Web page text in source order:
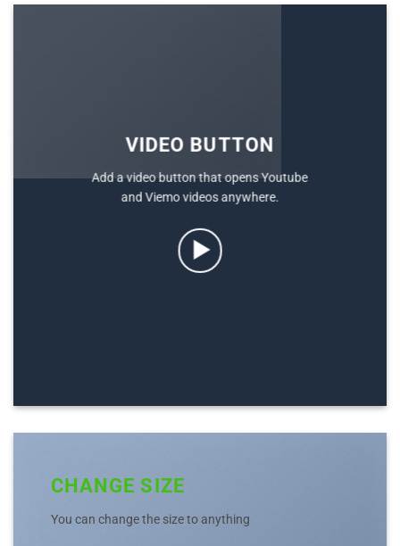
VIDEO BUTTON
Add a video button that opens Youtube
and Viemo videos anywhere.
CHANGE SIZE
You can change the size to anything